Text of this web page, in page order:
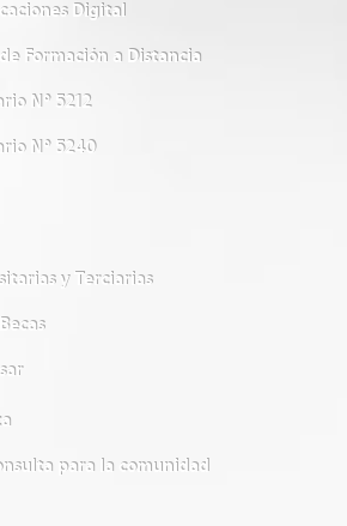
Digital
Formación a Distancia
Nº 5212
Nº 5240
y Terciarias
para la comunidad